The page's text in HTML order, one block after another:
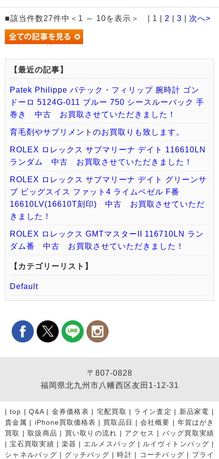
■該当件数27件中＜1 ～ 10を表示＞ | 1 | 2 3 次へ>
【最近の記事】
Patek Philippe パテック・フィリップ 腕時計 ゴン
ドーロ 5124G-011 ブルー 750 シースルーバック 手
巻き 中古 お買取させていただきました！
育毛剤やサプリメントのお買取りも致します。
ROLEX ロレックス サブマリーナ デイト 116610LN
ランダム 中古 お買取させていただきました！
ROLEX ロレックス サブマリーナ デイト グリーンサ
ブ ビッグスイス ファット4 ライムベゼル F番
16610LV(16610T刻印) 中古 お買取させていただ
きました！
ROLEX ロレックス GMTマスターII 116710LN ラン
ダム番 中古 お買取させていただきました！
【カテゴリーリスト】
Default
〒807-0828
福岡県北九州市八幡西区友田1-12-31
|top | Q&A| 金券価格表 | 宅配買取 | ライン査定 | 新品家電 |
貴金属 | iPhone買取価格表 | 買取品目 |会社概要 | 年賀はがき
買取
|取扱商品 | 買い取りの流れ | アクセス | バッグ買取実績
|宝石買取実績 | 楽器 | エルメスバッグ | ルイヴィトンバッグ |
シャネルバッグ | グッチバッグ |時計 | コーチバッグ | プライ